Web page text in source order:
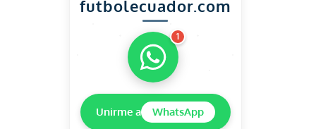
futbolecuador.com
1
Unirme a WhatsApp